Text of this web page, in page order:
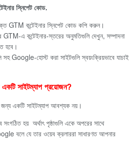
স্নিপেট কোড.
GTM কন্টেইনার স্নিপেট কোড কপি করুন।
এ কন্টেইনার-স্তরের অনুমতিগুলি দেখুন, সম্পাদনা
হবে।
সহ Google-হোস্ট করা সাইটগুলি স্বয়ংক্রিয়ভাবে যাচাই
সাইটম্যাপ প্রয়োজন?
একটি সাইটম্যাপ আবশ্যক নয়।
হয় অর্থাৎ পৃষ্ঠাগুলি একে অপরের সাথে
বলে যে তার ওয়েব ক্রলাররা সাধারণত আপনার